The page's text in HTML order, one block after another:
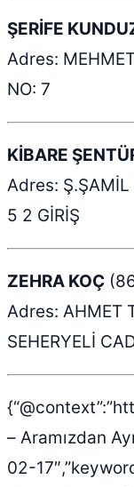
ŞERİFE
Adres:
NO: 7
KİBARE
Adres: Ş.ŞAMİL
5 2 GİRİŞ
ZEHRA KOÇ
Adres: AHMET
SEHERYELİ
– Aramızdan
02-